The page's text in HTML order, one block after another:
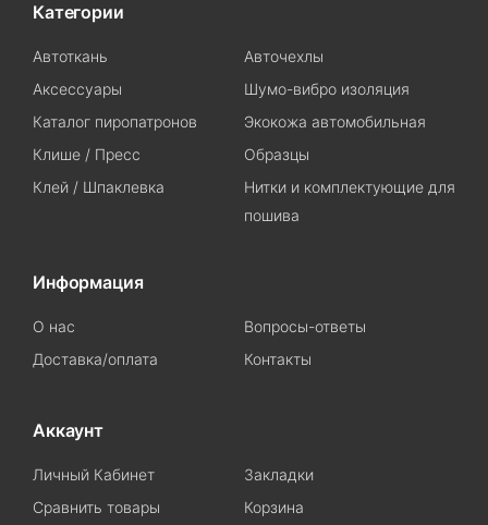
Категории
Автоткань
Авточехлы
Аксессуары
Шумо-вибро изоляция
Каталог пиропатронов
Экокожа автомобильная
Клише / Пресс
Образцы
Клей / Шпаклевка
Нитки и комплектующие для
пошива
Информация
О нас
Вопросы-ответы
Доставка/оплата
Контакты
Аккаунт
Личный Кабинет
Закладки
Сравнить товары
Корзина